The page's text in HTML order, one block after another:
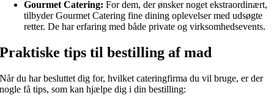
Gourmet Catering: For dem, der ønsker noget ekstraordinært,
tilbyder Gourmet Catering fine dining oplevelser med udsøgte
retter. De har erfaring med både private og virksomhedsevents.
Praktiske tips til bestilling af mad
Når du har besluttet dig for, hvilket cateringfirma du vil bruge, er der
nogle få tips, som kan hjælpe dig i din bestilling: